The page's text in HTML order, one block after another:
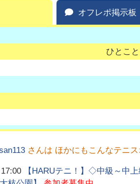
オフレポ掲示板
ひとこと
さんは ほかにもこんなテニ
【HARUテニ！】◇中級～中